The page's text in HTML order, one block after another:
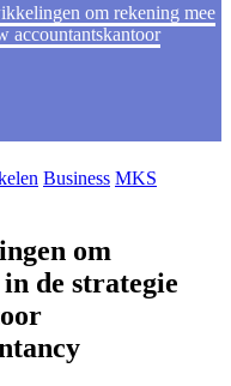
om rekening mee
accountantskantoor
Business MKS
om
de strategie